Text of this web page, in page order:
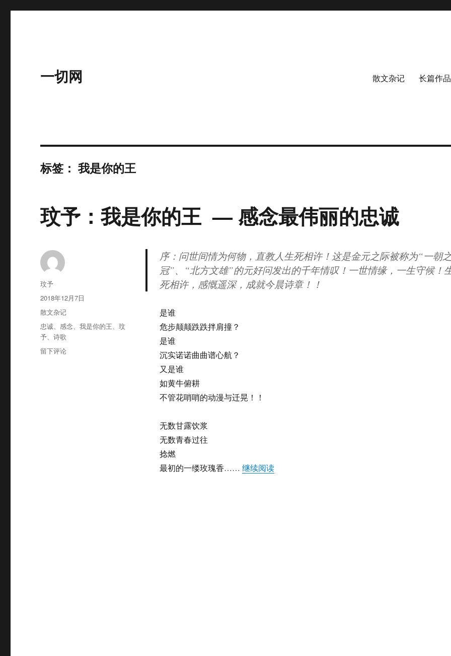
一切网 散文杂记 长篇作品
标签：我是你的王
玟予：我是你的王 — 感念最伟丽的忠诚
序：问世间情为何物，直教人生死相许！这是金元之际被称为“一朝
冠”、“北方文雄”的元好问发出的千年情叹！一世情缘，一生守候！
死相许，感慨遥深，成就今晨诗章！！
是谁
危步颠颠跌跌拌肩撞？
是谁
沉实诺诺曲曲谱心航？
又是谁
如黄牛俯耕
不管花哨哨的动漫与迁晃！！
无数甘露饮浆
无数青春过往
捻燃
最初的一缕玫瑰香…… 继续阅读“玟予：我是你的王 — 感念最伟丽的忠诚”
作
者
玟予
发
布
于
2018年12月7日
分
类
散文杂记
标
签
忠诚、 感念、我是你的王、玟
予、诗歌
于
留下评论